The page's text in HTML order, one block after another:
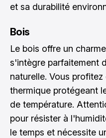
et sa durabilité
Bois
Le bois offre un
s'intègre parfaitement
naturelle. Vous
thermique protégeant
de température.
pour résister à
le temps et nécessite